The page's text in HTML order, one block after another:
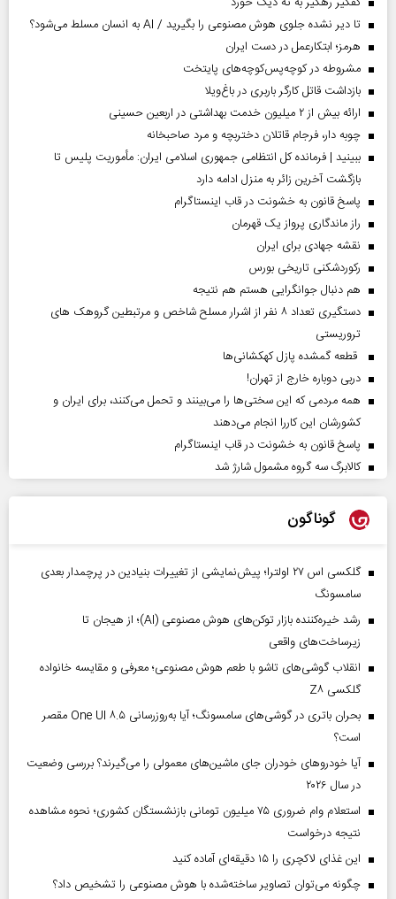
تا دیر نشده جلوی هوش مصنوعی را بگیرید / AI به انسان مسلط می‌شود؟
هرمز؛ ابتکارعمل در دست ایران
مشروطه در کوچه‌پس‌کوچه‌های پایتخت
بازداشت قاتل کارگر باربری در باغ‌ویلا
ارائه بیش از ۲ میلیون خدمت بهداشتی در اربعین حسینی
چوبه دار، فرجام قاتلان دختربچه و مرد صاحبخانه
ببینید | فرمانده کل انتظامی جمهوری اسلامی ایران­: مأموریت پلیس تا
بازگشت آخرین زائر به منزل ادامه دارد
پاسخ قانون به خشونت در قاب اینستاگرام
راز ماندگاری پرواز یک قهرمان
نقشه جهادی برای ایران
رکوردشکنی تاریخی بورس
هم دنبال جوانگرایی هستم هم نتیجه
دستگیری تعداد ۸ نفر از اشرار مسلح شاخص و مرتبطین گروهک های
تروریستی
قطعه گمشده پازل کهکشانی‌ها
دربی دوباره خارج از تهران!
همه مردمی که این سختی‌ها را می‌بینند و تحمل می‌کنند، برای ایران و
کشورشان این کاررا انجام می‌دهند
پاسخ قانون به خشونت در قاب اینستاگرام
کالابرگ سه گروه مشمول شارژ شد
گوناگون
گلکسی اس ۲۷ اولترا؛ پیش‌نمایشی از تغییرات بنیادین در پرچمدار بعدی
سامسونگ
رشد خیره‌کننده بازار توکن‌های هوش مصنوعی (AI)؛ از هیجان تا
زیرساخت‌های واقعی
انقلاب گوشی‌های تاشو‌ با طعم هوش مصنوعی؛ معرفی و مقایسه خانواده
گلکسی Z۸
بحران باتری در گوشی‌های سامسونگ؛ آیا به‌روزرسانی One UI ۸.۵ مقصر
است؟
آیا خودروهای خودران جای ماشین‌های معمولی را می‌گیرند؟ بررسی وضعیت
در سال ۲۰۲۶
استعلام وام ضروری ۷۵ میلیون تومانی بازنشستگان کشوری؛ نحوه مشاهده
نتیجه درخواست
این غذای لاکچری را ۱۵ دقیقه‌ای آماده کنید
چگونه می‌توان تصاویر ساخته‌شده با هوش مصنوعی را تشخیص داد؟